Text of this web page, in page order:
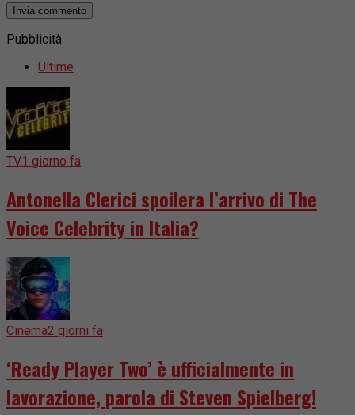
Pubblicità
Ultime
TV1 giorno fa
Antonella Clerici spoilera l’arrivo di The
Voice Celebrity in Italia?
Cinema2 giorni fa
‘Ready Player Two’ è ufficialmente in
lavorazione, parola di Steven Spielberg!